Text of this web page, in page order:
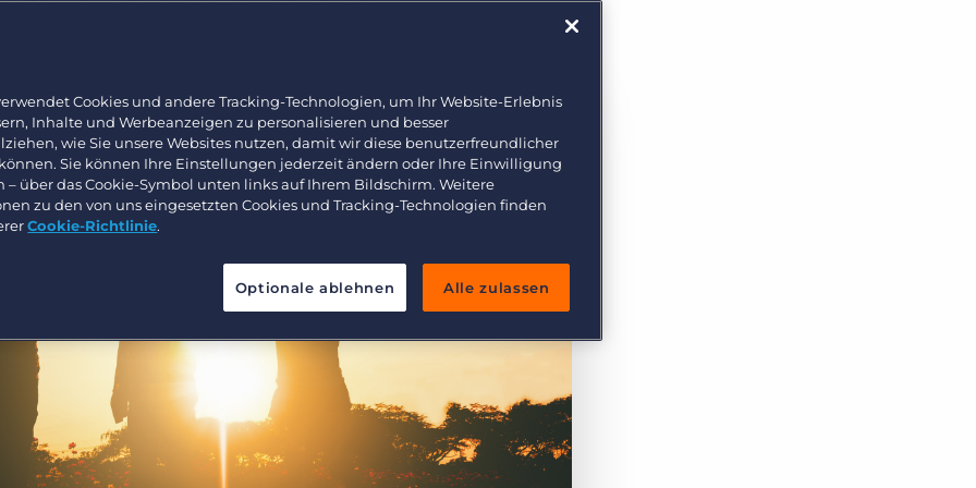
Arbeitnehmerüberlassung und Interimslösungen
Cookies und andere Tracking-Technologien, um Ihr Website-Erlebnis
Inhalte und Werbeanzeigen zu personalisieren und besser
wie Sie unsere Websites nutzen, damit wir diese benutzerfreundlicher
Sie können Ihre Einstellungen jederzeit ändern oder Ihre Einwilligung
– über das Cookie-Symbol unten links auf Ihrem Bildschirm. Weitere
zu den von uns eingesetzten Cookies und Tracking-Technologien finden
Cookie-Richtlinie.
Optionale ablehnen Alle zulassen